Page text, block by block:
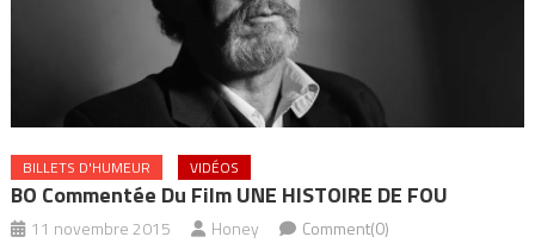
BILLETS D'HUMEUR VIDÉOS
BO Commentée Du Film UNE HISTOIRE DE FOU
11 novembre 2015 Honey Comment(0)